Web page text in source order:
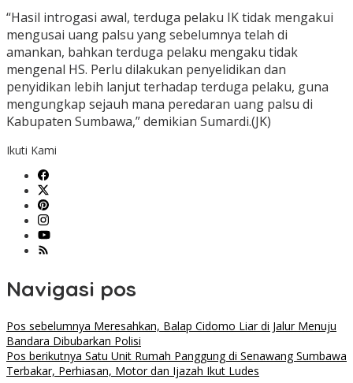
“Hasil introgasi awal, terduga pelaku IK tidak mengakui
mengusai uang palsu yang sebelumnya telah di
amankan, bahkan terduga pelaku mengaku tidak
mengenal HS. Perlu dilakukan penyelidikan dan
penyidikan lebih lanjut terhadap terduga pelaku, guna
mengungkap sejauh mana peredaran uang palsu di
Kabupaten Sumbawa,” demikian Sumardi.(JK)
Ikuti Kami
Navigasi pos
Pos sebelumnya Meresahkan, Balap Cidomo Liar di Jalur Menuju
Bandara Dibubarkan Polisi
Pos berikutnya Satu Unit Rumah Panggung di Senawang Sumbawa
Terbakar, Perhiasan, Motor dan Ijazah Ikut Ludes